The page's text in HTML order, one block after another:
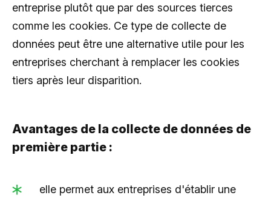
entreprise plutôt que par des sources tierces
comme les cookies. Ce type de collecte de
données peut être une alternative utile pour les
entreprises cherchant à remplacer les cookies
tiers après leur disparition.
Avantages de la collecte de données de
première partie :
elle permet aux entreprises d'établir une